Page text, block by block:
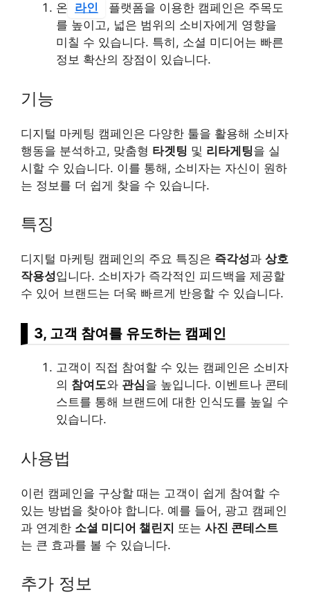
온 라인
플랫폼을 이용한 캠페인은 주목도
를 높이고, 넓은 범위의 소비자에게 영향을
미칠 수 있습니다. 특히, 소셜 미디어는 빠른
정보 확산의 장점이 있습니다.
기능
디지털 마케팅 캠페인은 다양한 툴을 활용해 소비자
행동을 분석하고, 맞춤형 타겟팅 및 리타게팅을 실
시할 수 있습니다. 이를 통해, 소비자는 자신이 원하
는 정보를 더 쉽게 찾을 수 있습니다.
특징
디지털 마케팅 캠페인의 주요 특징은 즉각성과 상호
작용성입니다. 소비자가 즉각적인 피드백을 제공할
수 있어 브랜드는 더욱 빠르게 반응할 수 있습니다.
3, 고객 참여를 유도하는 캠페인
고객이 직접 참여할 수 있는 캠페인은 소비자
의 참여도와 관심을 높입니다. 이벤트나 콘테
스트를 통해 브랜드에 대한 인식도를 높일 수
있습니다.
사용법
이런 캠페인을 구상할 때는 고객이 쉽게 참여할 수
있는 방법을 찾아야 합니다. 예를 들어, 광고 캠페인
과 연계한 소셜 미디어 챌린지 또는 사진 콘테스트
는 큰 효과를 볼 수 있습니다.
추가 정보